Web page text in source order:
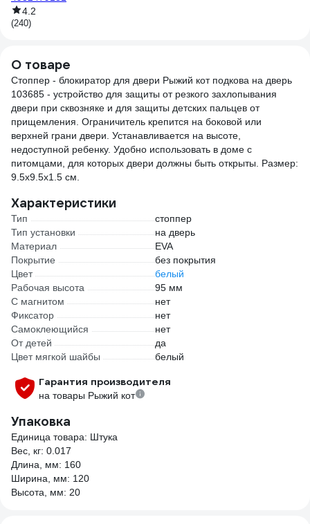
4.2
(240)
О товаре
Стоппер - блокиратор для двери Рыжий кот подкова на дверь
103685 - устройство для защиты от резкого захлопывания
двери при сквозняке и для защиты детских пальцев от
прищемления. Ограничитель крепится на боковой или
верхней грани двери. Устанавливается на высоте,
недоступной ребенку. Удобно использовать в доме с
питомцами, для которых двери должны быть открыты. Размер:
9.5х9.5х1.5 см.
Характеристики
Тип
стоппер
Тип установки
на дверь
Материал
EVA
Покрытие
без покрытия
Цвет
белый
Рабочая высота
95 мм
С магнитом
нет
Фиксатор
нет
Самоклеющийся
нет
От детей
да
Цвет мягкой шайбы
белый
Гарантия производителя
на товары Рыжий кот
Упаковка
Единица товара: Штука
Вес, кг: 0.017
Длина, мм: 160
Ширина, мм: 120
Высота, мм: 20